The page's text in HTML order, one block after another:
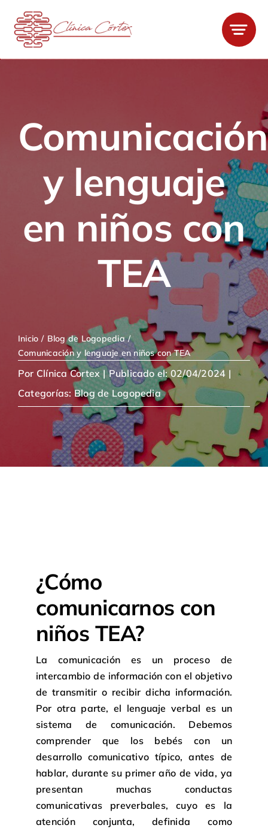
contenido
Comunicación
y lenguaje
en niños con
TEA
Inicio
Blog de Logopedia
Comunicación y lenguaje en niños con TEA
Por Clínica Cortex | Publicado el: 02/04/2024 |
Categorías:Blog de Logopedia
¿Cómo
comunicarnos con
niños TEA?
La comunicación es un proceso de
intercambio de información con el objetivo
de transmitir o recibir dicha información.
Por otra parte, el lenguaje verbal es un
sistema de comunicación. Debemos
comprender que los bebés con un
desarrollo comunicativo típico, antes de
hablar, durante su primer año de vida, ya
presentan muchas conductas
comunicativas preverbales, cuyo es la
atención conjunta, definida como